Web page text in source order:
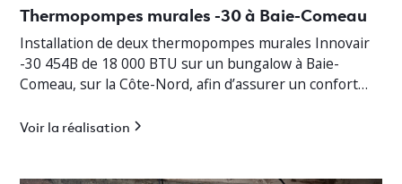
Thermopompes murales -30 à Baie-Comeau
Installation de deux thermopompes murales Innovair
-30 454B de 18 000 BTU sur un bungalow à Baie-
Comeau, sur la Côte-Nord, afin d’assurer un confort
Voir la réalisation